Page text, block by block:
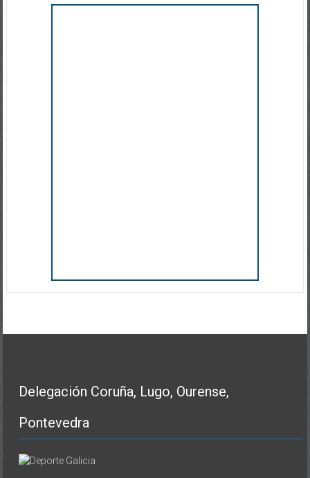
Delegación Coruña, Lugo, Ourense,
Pontevedra